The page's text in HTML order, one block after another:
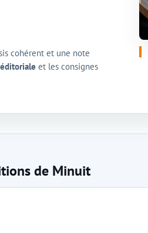
cohérent et une note
et les consignes
de Minuit